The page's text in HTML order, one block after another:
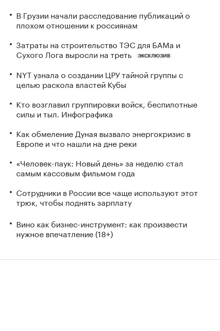
В Грузии начали расследование публикаций о
плохом отношении к россиянам
Затраты на строительство ТЭС для БАМа и
Сухого Лога выросли на треть
ЭКСКЛЮЗИВ
NYT узнала о создании ЦРУ тайной группы с
целью раскола властей Кубы
Кто возглавил группировки войск, беспилотные
силы и тыл. Инфографика
Как обмеление Дуная вызвало энергокризис в
Европе и что нашли на дне реки
«Человек-паук: Новый день» за неделю стал
самым кассовым фильмом года
Сотрудники в России все чаще используют этот
трюк, чтобы поднять зарплату
Вино как бизнес-инструмент: как произвести
нужное впечатление (18+)